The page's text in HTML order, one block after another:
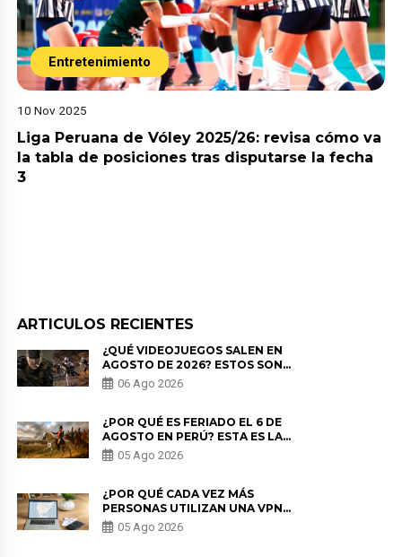
Entretenimiento
10 Nov 2025
Liga Peruana de Vóley 2025/26: revisa cómo va
la tabla de posiciones tras disputarse la fecha
3
ARTICULOS RECIENTES
¿QUÉ VIDEOJUEGOS SALEN EN
AGOSTO DE 2026? ESTOS SON
LOS ESTRENOS MÁS ESPERADOS
06 Ago 2026
¿POR QUÉ ES FERIADO EL 6 DE
AGOSTO EN PERÚ? ESTA ES LA
HISTORIA
05 Ago 2026
¿POR QUÉ CADA VEZ MÁS
PERSONAS UTILIZAN UNA VPN
PARA PROTEGER SU
PRIVACIDAD?
05 Ago 2026